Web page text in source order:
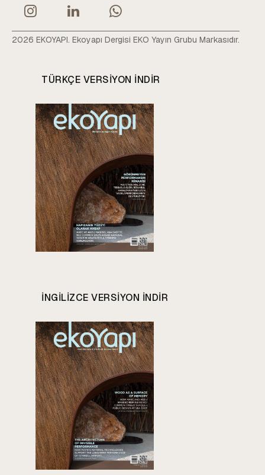
2026 EKOYAPI. Ekoyapı Dergisi EKO Yayın Grubu Markasıdır.
TÜRKÇE VERSIYON INDIR
INGILIZCE VERSIYON INDIR